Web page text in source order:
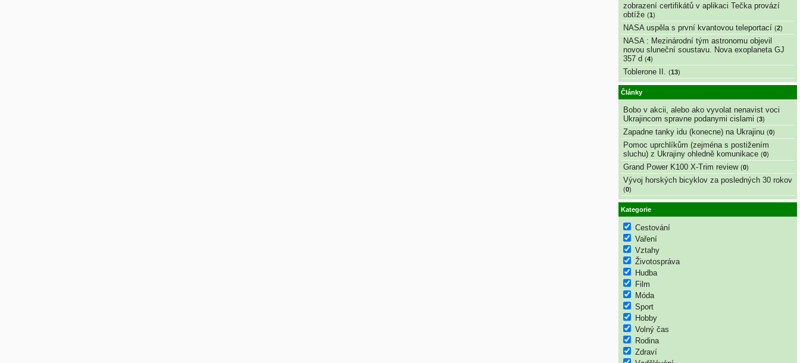
zobrazení certifikátů v aplikaci Tečka provází
obtíže (1)
NASA uspěla s první kvantovou teleportací (2)
NASA : Mezinárodní tým astronomu objevil
novou sluneční soustavu. Nova exoplaneta GJ
357 d (4)
Toblerone II. (13)
Články
Bobo v akcii, alebo ako vyvolat nenavist voci
Ukrajincom spravne podanymi cislami (3)
Zapadne tanky idu (konecne) na Ukrajinu (0)
Pomoc uprchlíkům (zejména s postižením
sluchu) z Ukrajiny ohledně komunikace (0)
Grand Power K100 X-Trim review (0)
Vývoj horských bicyklov za posledných 30 rokov
(0)
Kategorie
Cestování
Vaření
Vztahy
Životospráva
Hudba
Film
Móda
Sport
Hobby
Volný čas
Rodina
Zdraví